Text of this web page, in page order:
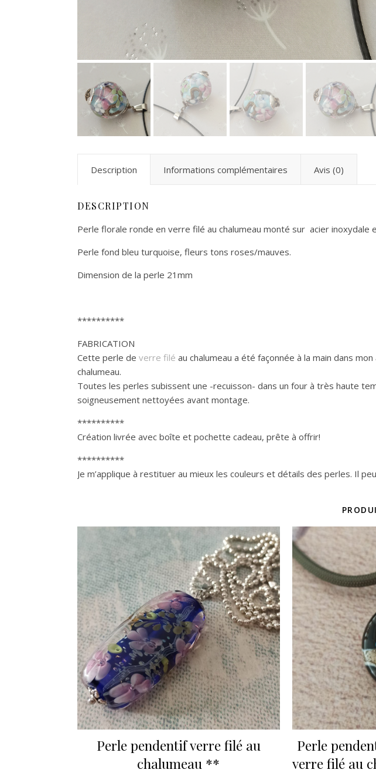
Description Informations complémentaires Avis (0)
DESCRIPTION
Perle florale ronde en verre filé au chalumeau monté sur acier inoxydale
Perle fond bleu turquoise, fleurs tons roses/mauves.
Dimension de la perle 21mm
**********
FABRICATION
Cette perle de verre filé au chalumeau a été façonnée à la main dans
chalumeau.
Toutes les perles subissent une -recuisson- dans un four à très haute
soigneusement nettoyées avant montage.
**********
Création livrée avec boîte et pochette cadeau, prête à offrir!
**********
Je m’applique à restituer au mieux les couleurs et détails des perles. Il
Perle pendentif verre filé au
chalumeau **
Perle
verre filé au